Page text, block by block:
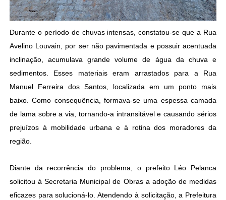
Durante o período de chuvas intensas, constatou-se que a Rua
Avelino Louvain, por ser não pavimentada e possuir acentuada
inclinação, acumulava grande volume de água da chuva e
sedimentos. Esses materiais eram arrastados para a Rua
Manuel Ferreira dos Santos, localizada em um ponto mais
baixo. Como consequência, formava-se uma espessa camada
de lama sobre a via, tornando-a intransitável e causando sérios
prejuízos à mobilidade urbana e à rotina dos moradores da
região.
Diante da recorrência do problema, o prefeito Léo Pelanca
solicitou à Secretaria Municipal de Obras a adoção de medidas
eficazes para solucioná-lo. Atendendo à solicitação, a Prefeitura